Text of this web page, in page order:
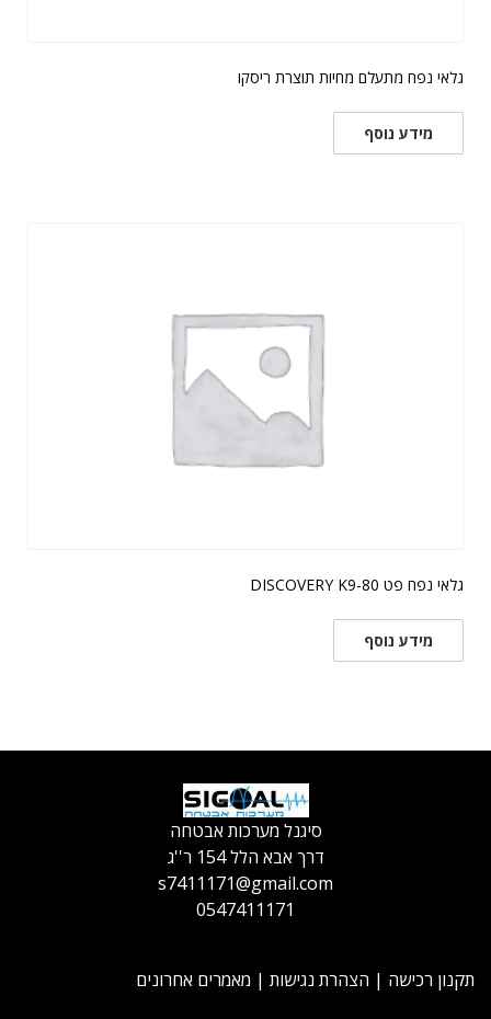
גלאי נפח מתעלם מחיות תוצרת ריסקו
מידע נוסף
גלאי נפח פט DISCOVERY K9-80
מידע נוסף
סיגנל מערכות אבטחה
דרך אבא הלל 154 ר''ג
s7411171@gmail.com
0547411171
תקנון רכישה | הצהרת נגישות | מאמרים אחרונים